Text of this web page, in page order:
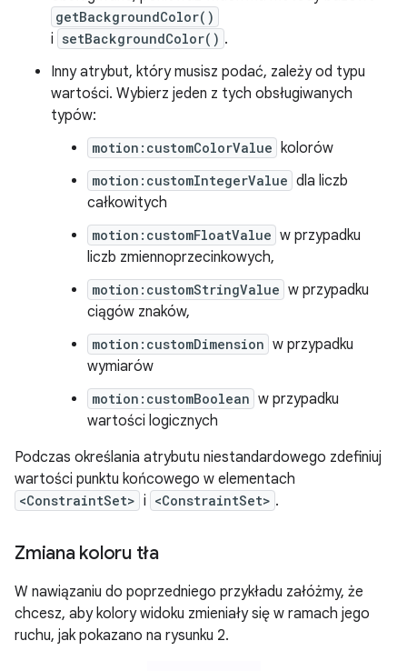
getBackgroundColor()
i setBackgroundColor() .
Inny atrybut, który musisz podać, zależy od typu
wartości. Wybierz jeden z tych obsługiwanych
typów:
motion:customColorValue kolorów
motion:customIntegerValue dla liczb
całkowitych
motion:customFloatValue w przypadku
liczb zmiennoprzecinkowych,
motion:customStringValue w przypadku
ciągów znaków,
motion:customDimension w przypadku
wymiarów
motion:customBoolean w przypadku
wartości logicznych
Podczas określania atrybutu niestandardowego zdefiniuj
wartości punktu końcowego w elementach
<ConstraintSet> i <ConstraintSet> .
Zmiana koloru tła
W nawiązaniu do poprzedniego przykładu załóżmy, że
chcesz, aby kolory widoku zmieniały się w ramach jego
ruchu, jak pokazano na rysunku 2.